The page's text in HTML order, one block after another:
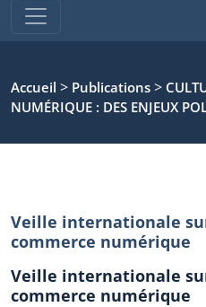
Accueil > Publications >
NUMÉRIQUE : DES ENJEUX
Veille internationale
commerce numérique
Veille internationale
commerce numérique